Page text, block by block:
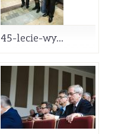
45-lecie-wy...